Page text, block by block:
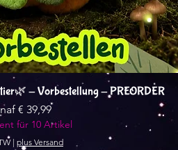
overzicht- Vorbestellung - PREORDER
€ 39,99
für 10 Artikel
| plus Versand